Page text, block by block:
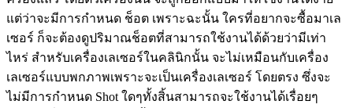
แต่ว่าจะมีการกำหนด ช็อต เพราะฉะนั้น ใครที่อยากจะซื้อมาเล
เซอร์ ก็จะต้องดูปริมาณช็อตที่สามารถใช้งานได้ด้วยว่ามีเท่า
ไหร่ สำหรับเครื่องเลเซอร์ในคลินิกนั้น จะไม่เหมือนกับเครื่อง
เลเซอร์แบบพกภาพเพราะจะเป็นเครื่องเลเซอร์ โดยตรง ซึ่งจะ
ไม่มีการกำหนด Shot ใดๆทั้งสิ้นสามารถจะใช้งานได้เรื่อยๆ